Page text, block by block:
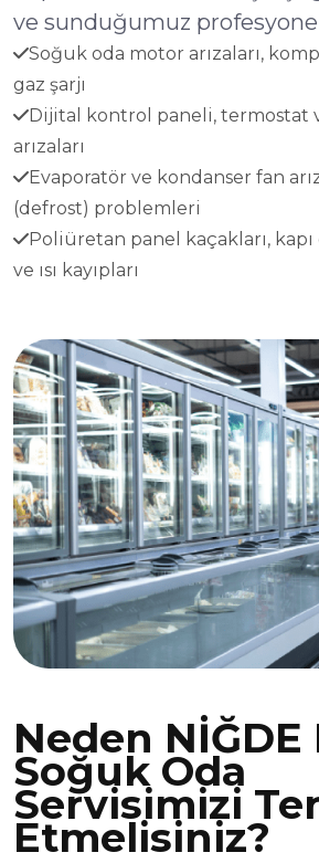
ve sunduğumuz
Soğuk oda motor arızaları,
gaz şarjı
Dijital kontrol paneli, termostat
arızaları
Evaporatör ve kondanser fan
(defrost) problemleri
Poliüretan panel kaçakları, kapı
ve ısı kayıpları
Neden NİĞDE
Soğuk Oda
Servisimizi
Etmelisiniz?